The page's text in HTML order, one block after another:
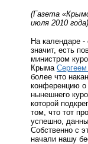
(Газета
июля 2010 года)
На календаре -
значит, есть
министром
Крыма
более что
конференцию о
нынешнего
которой
том, что тот
успешно,
Собственно с
начали нашу